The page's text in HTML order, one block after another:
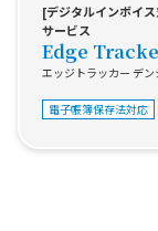
[デジタルインボイ
サービス
Edge
エッジトラッカー デ
電子帳簿保存法対応